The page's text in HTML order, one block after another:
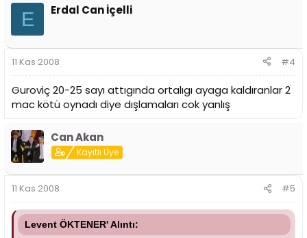
E Erdal Can İçelli
11 Kas 2008 #4
Guroviç 20-25 sayı attıgında ortalıgı ayaga kaldıranlar 2
mac kötü oynadı diye dışlamaları cok yanlış
Can Akan
Kayıtlı Üye
11 Kas 2008 #5
Levent ÖKTENER' Alıntı: